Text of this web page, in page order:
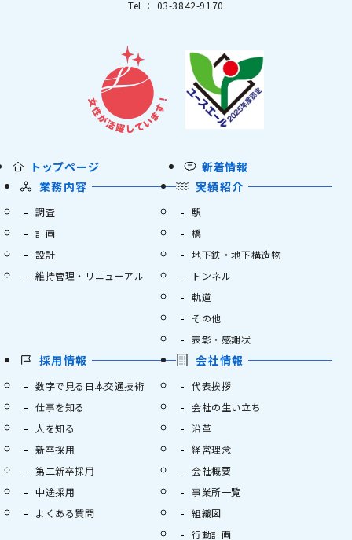
Tel ： 03-3842-9170
トップページ
新着情報
業務内容
調査
計画
設計
維持管理・リニューアル
実績紹介
駅
橋
地下鉄・地下構造物
トンネル
軌道
その他
表彰・感謝状
採用情報
数字で見る日本交通技術
仕事を知る
人を知る
新卒採用
第二新卒採用
中途採用
よくある質問
会社情報
代表挨拶
会社の生い立ち
沿革
経営理念
会社概要
事業所一覧
組織図
行動計画